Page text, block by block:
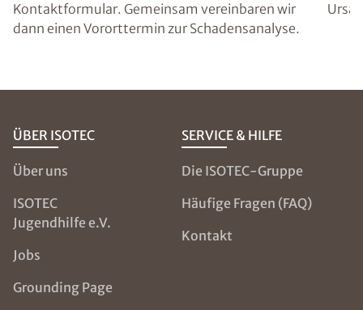
Kontaktformular. Gemeinsam vereinbaren wir
dann einen Vororttermin zur Schadensanalyse.
ÜBER ISOTEC
Über uns
ISOTEC
Jugendhilfe e.V.
Jobs
Grounding Page
SERVICE & HILFE
Die ISOTEC-Gruppe
Häufige Fragen (FAQ)
Kontakt